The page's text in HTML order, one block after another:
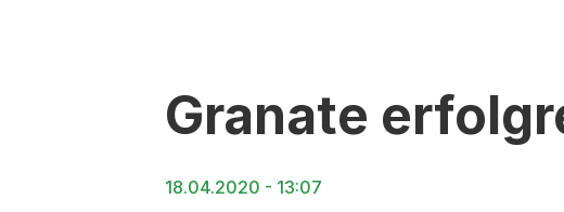
Granate
18.04.2020 - 13:07